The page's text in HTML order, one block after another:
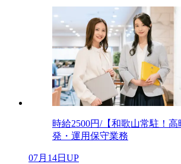
時給2500円/【和歌山常駐！高
発・運用保守業務
07月14日UP